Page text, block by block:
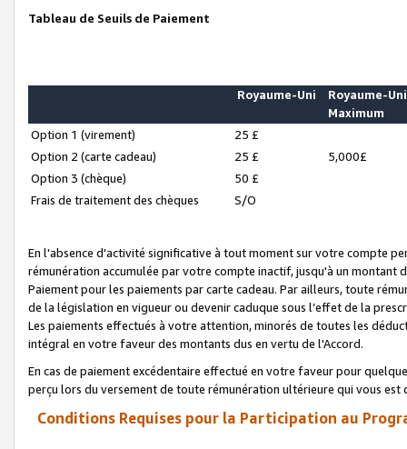
Tableau de Seuils de Paiement
Royaume-Uni
Royaume-Uni
Maximum
Option 1 (virement)
25 £
Option 2 (carte cadeau)
25 £
5,000£
Option 3 (chèque)
50 £
Frais de traitement des chèques
S/O
En l'absence d'activité significative à tout moment sur votre compte
rémunération accumulée par votre compte inactif, jusqu'à un montant
Paiement pour les paiements par carte cadeau. Par ailleurs, toute
de la législation en vigueur ou devenir caduque sous l’effet de la
Les paiements effectués à votre attention, minorés de toutes les
intégral en votre faveur des montants dus en vertu de l'Accord.
En cas de paiement excédentaire effectué en votre faveur pour
perçu lors du versement de toute rémunération ultérieure qui vous est
Conditions Requises pour la Participation au